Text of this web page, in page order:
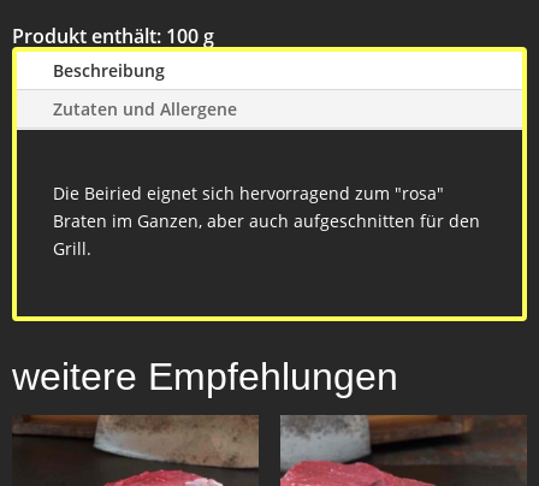
Produkt enthält: 100g
Beschreibung
Zutaten und Allergene
Die Beiried eignet sich hervorragend zum "rosa"
Braten im Ganzen, aber auch aufgeschnitten für den
Grill.
weitere Empfehlungen